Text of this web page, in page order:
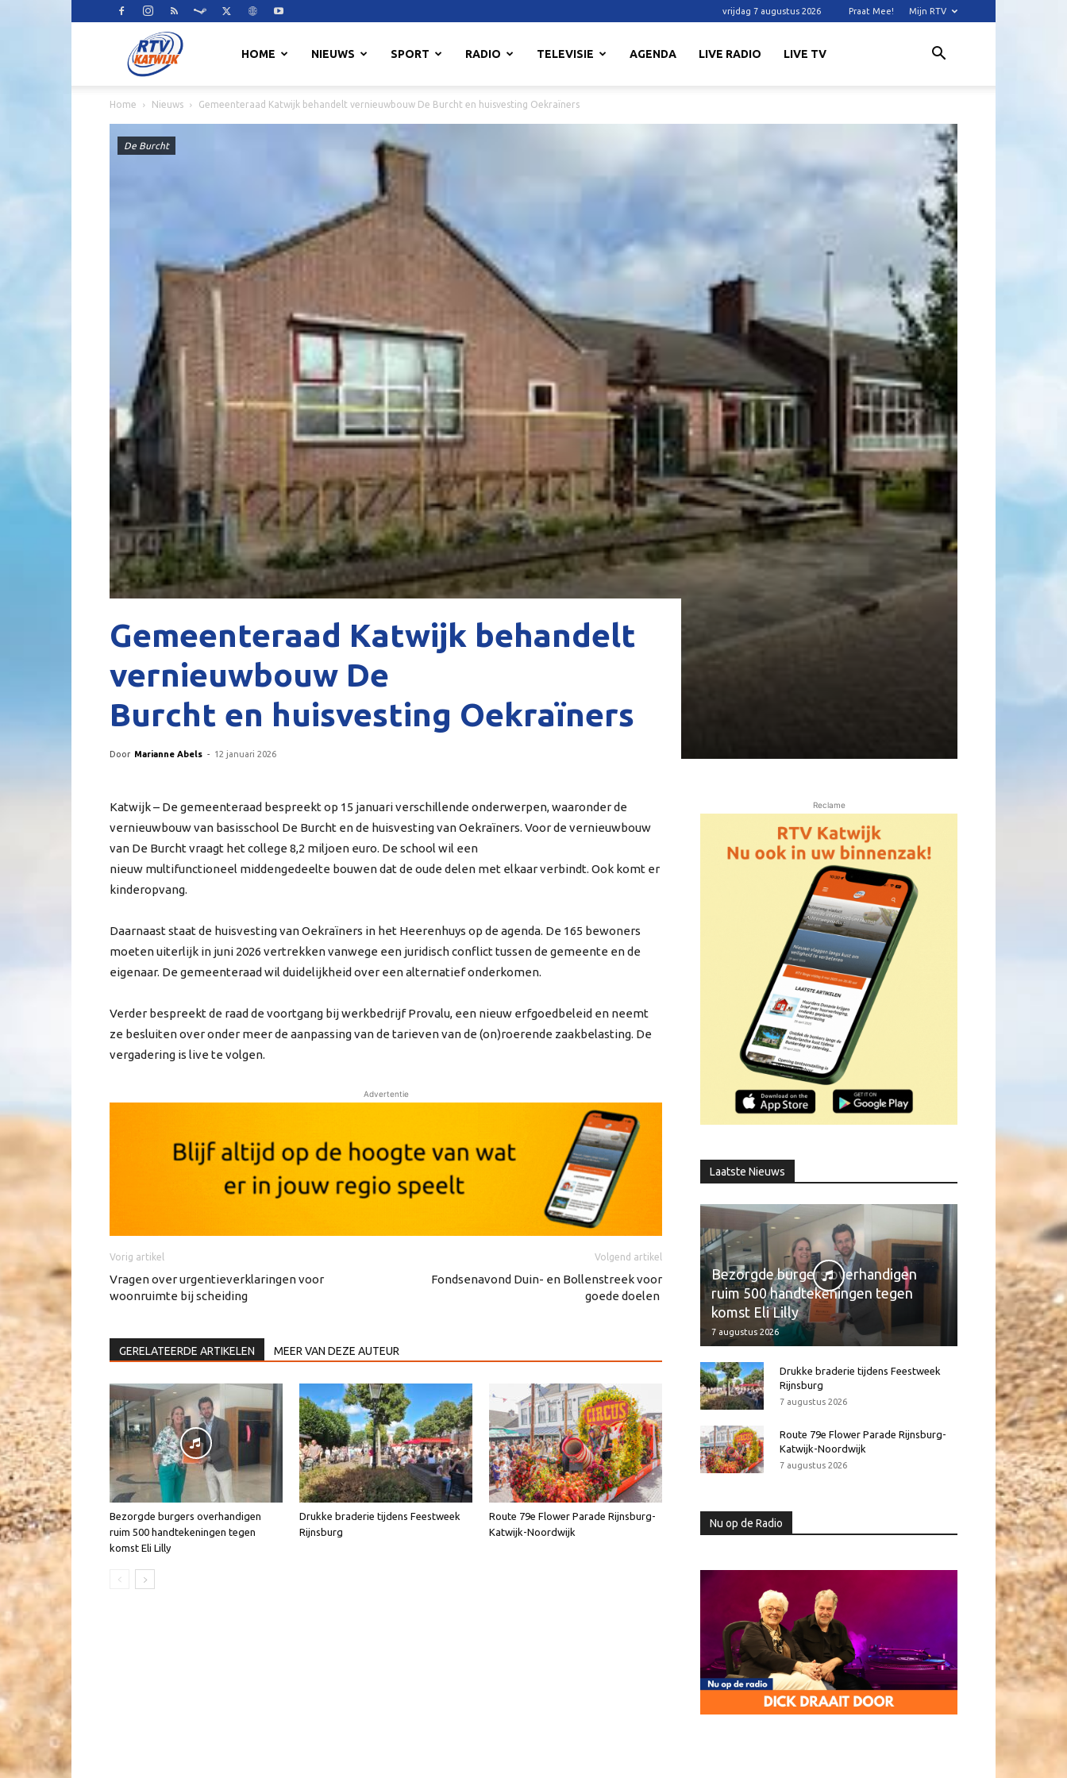
vrijdag 7 augustus 2026 Praat Mee! Mijn RTV
HOME NIEUWS SPORT RADIO TELEVISIE AGENDA LIVE RADIO LIVE TV
Home Nieuws Gemeenteraad Katwijk behandelt vernieuwbouw De Burcht en huisvesting Oekraïners
De Burcht
Gemeenteraad Katwijk behandelt
vernieuwbouw De
Burcht en huisvesting Oekraïners
Door Marianne Abels - 12 januari 2026
Katwijk – De gemeenteraad bespreekt op 15 januari verschillende onderwerpen, waaronder de
vernieuwbouw van basisschool De Burcht en de huisvesting van Oekraïners. Voor de vernieuwbouw
van De Burcht vraagt het college 8,2 miljoen euro. De school wil een
nieuw multifunctioneel middengedeelte bouwen dat de oude delen met elkaar verbindt. Ook komt er
kinderopvang.
Daarnaast staat de huisvesting van Oekraïners in het Heerenhuys op de agenda. De 165 bewoners
moeten uiterlijk in juni 2026 vertrekken vanwege een juridisch conflict tussen de gemeente en de
eigenaar. De gemeenteraad wil duidelijkheid over een alternatief onderkomen.
Verder bespreekt de raad de voortgang bij werkbedrijf Provalu, een nieuw erfgoedbeleid en neemt
ze besluiten over onder meer de aanpassing van de tarieven van de (on)roerende zaakbelasting. De
vergadering is live te volgen.
Advertentie
Vorig artikel
Vragen over urgentieverklaringen voor
woonruimte bij scheiding
Volgend artikel
Fondsenavond Duin- en Bollenstreek voor
goede doelen
GERELATEERDE ARTIKELEN MEER VAN DEZE AUTEUR
Bezorgde burgers overhandigen
ruim 500 handtekeningen tegen
komst Eli Lilly
Drukke braderie tijdens Feestweek
Rijnsburg
Route 79e Flower Parade Rijnsburg-
Katwijk-Noordwijk
Reclame
Laatste Nieuws
Bezorgde burgers overhandigen
ruim 500 handtekeningen tegen
komst Eli Lilly
7 augustus 2026
Drukke braderie tijdens Feestweek
Rijnsburg
7 augustus 2026
Route 79e Flower Parade Rijnsburg-
Katwijk-Noordwijk
7 augustus 2026
Nu op de Radio